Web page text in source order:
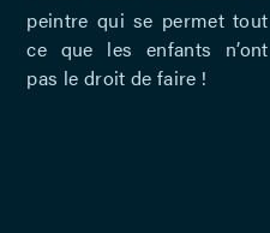
peintre qui se permet tout
ce que les enfants n’ont
pas le droit de faire !